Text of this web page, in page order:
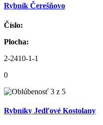
Rybník Čerešňovo
Číslo:
Plocha:
2-2410-1-1
0
Rybníky Jedľové Kostolany